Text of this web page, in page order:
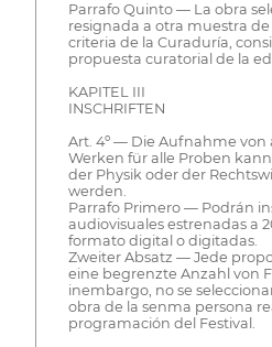
Parrafo Quinto — La obra
resignada a otra muestra
criteria de la Curaduría,
propuesta curatorial de la
KAPITEL III
INSCHRIFTEN
Art. 4º — Die Aufnahme von
Werken für alle Proben
der Physik oder der
werden.
Parrafo Primero — Podrán
audiovisuales estrenadas a
formato digital o digitadas.
Zweiter Absatz — Jede
eine begrenzte Anzahl von
inembargo, no se
obra de la senma persona
programación del Festival.